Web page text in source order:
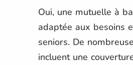
Oui, une mutuelle à
adaptée aux besoins
seniors. De
incluent une